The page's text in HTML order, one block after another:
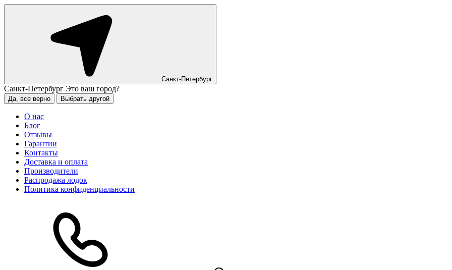
Санкт-Петербург
Санкт-Петербург Это ваш город?
Да, все верно Выбрать другой
О нас
Блог
Отзывы
Гарантии
Контакты
Доставка и оплата
Производители
Распродажа лодок
Политика конфиденциальности